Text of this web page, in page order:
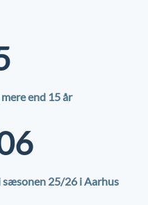
end 15 år
25/26 i Aarhus